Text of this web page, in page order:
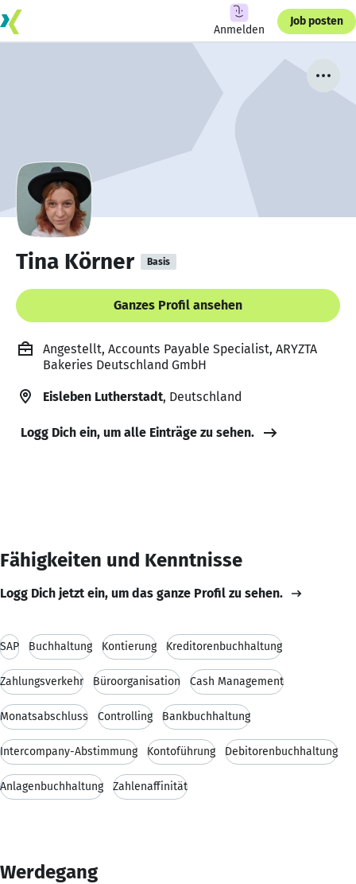
Anmelden
Job posten
Tina Körner Basis
Ganzes Profil ansehen
Angestellt, Accounts Payable Specialist, ARYZTA
Bakeries Deutschland GmbH
Eisleben Lutherstadt, Deutschland
Logg Dich ein, um alle Einträge zu sehen.
Fähigkeiten und Kenntnisse
Logg Dich jetzt ein, um das ganze Profil zu sehen.
SAP Buchhaltung Kontierung Kreditorenbuchhaltung
Zahlungsverkehr Büroorganisation Cash Management
Monatsabschluss Controlling Bankbuchhaltung
Intercompany-Abstimmung Kontoführung Debitorenbuchhaltung
Anlagenbuchhaltung Zahlenaffinität
Werdegang